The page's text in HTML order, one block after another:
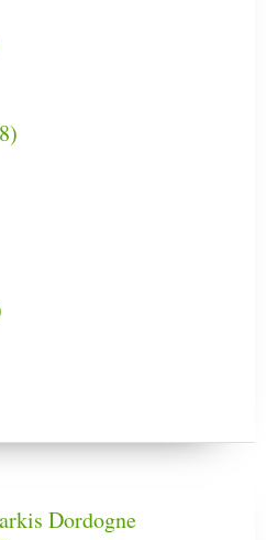
Dordogne